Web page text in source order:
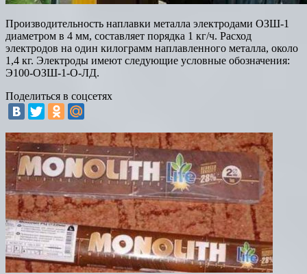
Производительность наплавки металла электродами ОЗШ-1
диаметром в 4 мм, составляет порядка 1 кг/ч. Расход
электродов на один килограмм наплавленного металла, около
1,4 кг. Электроды имеют следующие условные обозначения:
Э100-ОЗШ-1-O-ЛД.
Поделиться в соцсетях